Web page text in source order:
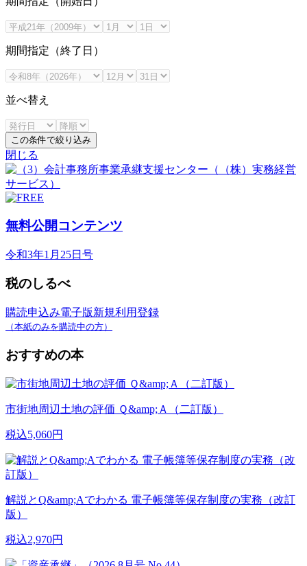
期間指定（終了日）
並べ替え
この条件で絞り込み
閉じる
無料公開コンテンツ
令和3年1月25日号
税のしるべ
購読申込み電子版新規利用登録
（本紙のみを購読中の方）
おすすめの本
市街地周辺土地の評価 Ｑ&amp;Ａ（二訂版）
税込5,060円
解説とQ&amp;Aでわかる 電子帳簿等保存制度の実務（改訂
版）
税込2,970円